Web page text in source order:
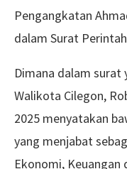
Pengangkatan
dalam Surat
Dimana dalam
Walikota Cilegon,
2025 menyatakan
yang menjabat
Ekonomi, Keuangan